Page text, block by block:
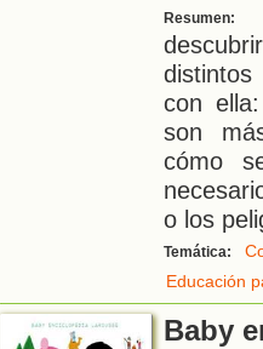
Resumen:
con
son
cómo
o los
Temática:
Educación
Baby